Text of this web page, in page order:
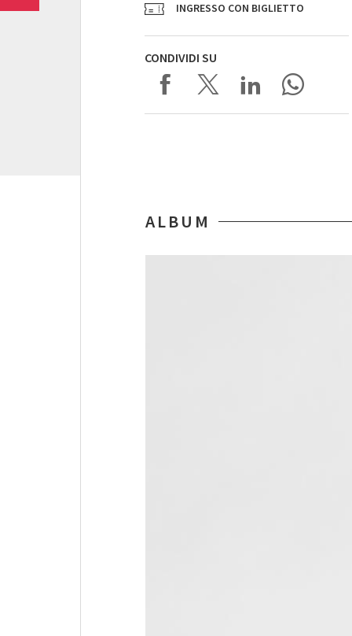
INGRESSO CON BIGLIETTO
CONDIVIDI SU
ALBUM